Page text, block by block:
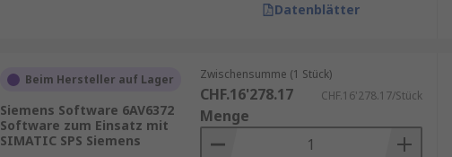
Datenblätter
Beim Hersteller auf Lager
Siemens Software 6AV6372
Software zum Einsatz mit
SIMATIC SPS Siemens
Zwischensumme (1 Stück)
CHF.16'278.17 CHF.16'278.17/Stück
Menge